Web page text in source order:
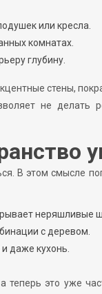
или кресла.
комнатах.
глубину.
стены,
не делать
В этом смысле
неряшливые
с деревом.
даже кухонь.
теперь это уже